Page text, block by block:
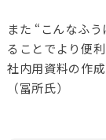
また “こんなふ
ることでより便
社内用資料の作
（冨所氏）